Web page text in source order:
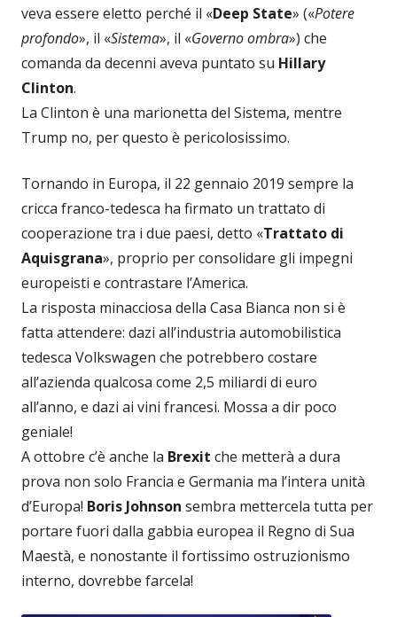
veva essere eletto perché il «Deep State» («Potere
profondo», il «Sistema», il «Governo ombra») che
comanda da decenni aveva puntato su Hillary
Clinton.
La Clinton è una marionetta del Sistema, mentre
Trump no, per questo è pericolosissimo.
Tornando in Europa, il 22 gennaio 2019 sempre la
cricca franco-tedesca ha firmato un trattato di
cooperazione tra i due paesi, detto «Trattato di
Aquisgrana», proprio per consolidare gli impegni
europeisti e contrastare l’America.
La risposta minacciosa della Casa Bianca non si è
fatta attendere: dazi all’industria automobilistica
tedesca Volkswagen che potrebbero costare
all’azienda qualcosa come 2,5 miliardi di euro
all’anno, e dazi ai vini francesi. Mossa a dir poco
geniale!
A ottobre c’è anche la Brexit che metterà a dura
prova non solo Francia e Germania ma l’intera unità
d’Europa! Boris Johnson sembra mettercela tutta per
portare fuori dalla gabbia europea il Regno di Sua
Maestà, e nonostante il fortissimo ostruzionismo
interno, dovrebbe farcela!